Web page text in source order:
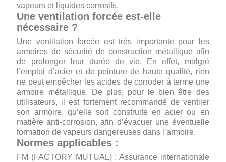
vapeurs et liquides corrosifs.
Une ventilation forcée est-elle
nécessaire ?
Une ventilation forcée est très importante pour les
armoires de sécurité de construction métallique afin
de prolonger leur durée de vie. En effet, malgré
l’emploi d’acier et de peinture de haute qualité, rien
ne peut empêcher les acides de corroder à terme une
armoire métallique. De plus, pour le bien être des
utilisateurs, il est fortement recommandé de ventiler
son armoire, qu‘elle soit construite en acier ou en
matière anti-corrosion, afin d’évacuer une éventuelle
formation de vapeurs dangereuses dans l’armoire.
Normes applicables :
FM (FACTORY MUTUAL) : Assurance internationale